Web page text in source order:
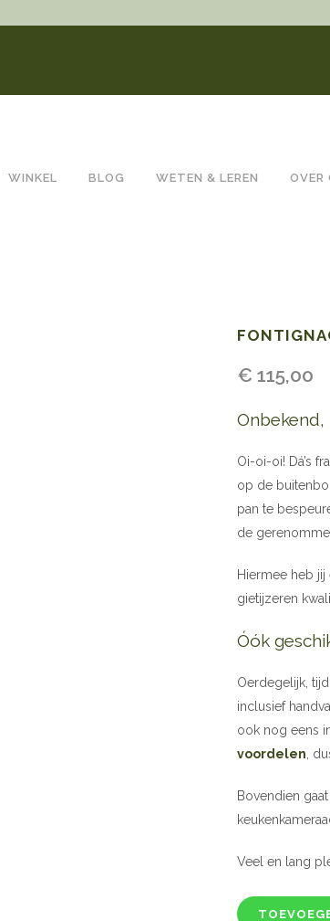
WINKEL BLOG WETEN & LEREN OVER
€ 115,00
Oi-oi-oi! Dá’s
op de
pan te
de
Hiermee heb
gietijzeren
Óók
Oerdegelijk,
inclusief
ook nog eens
voordelen ,
Bovendien
Veel en lang
Fontignac